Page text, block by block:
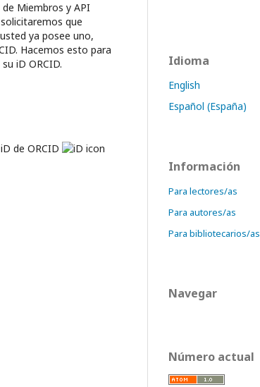
Miembros y API
que
ya posee uno,
Hacemos esto para
iD ORCID.
de ORCID
Idioma
English
Español (España)
Información
Para lectores/as
Para autores/as
Para bibliotecarios/as
Navegar
Número actual